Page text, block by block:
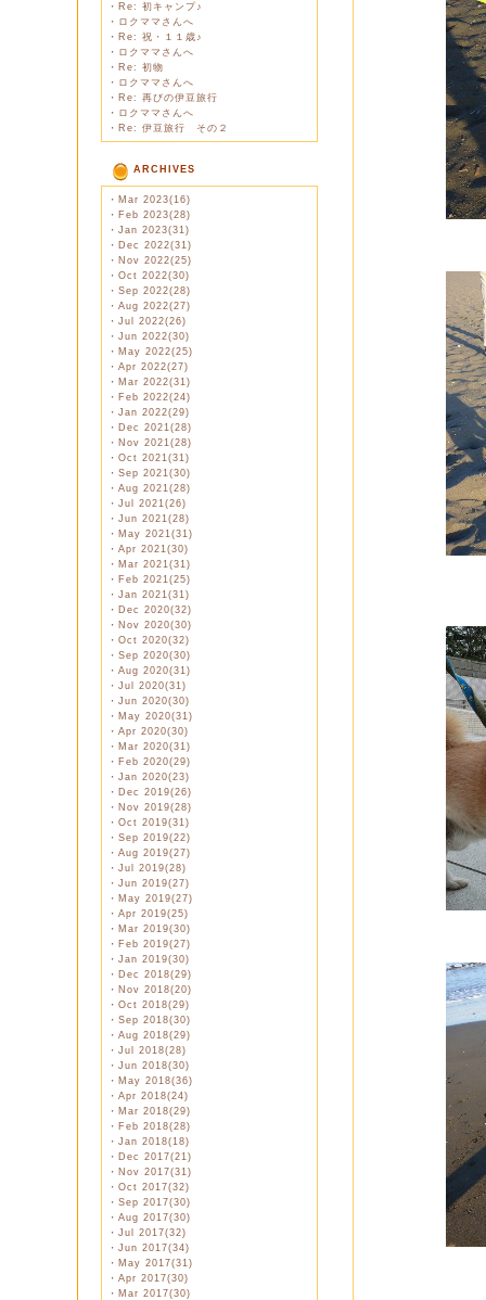
・ Re: 初キャンプ♪
・ ロクママさんへ
・ Re: 祝・１１歳♪
・ ロクママさんへ
・ Re: 初物
・ ロクママさんへ
・ Re: 再びの伊豆旅行
・ ロクママさんへ
・ Re: 伊豆旅行 その２
ARCHIVES
・ Mar 2023(16)
・ Feb 2023(28)
・ Jan 2023(31)
・ Dec 2022(31)
・ Nov 2022(25)
・ Oct 2022(30)
・ Sep 2022(28)
・ Aug 2022(27)
・ Jul 2022(26)
・ Jun 2022(30)
・ May 2022(25)
・ Apr 2022(27)
・ Mar 2022(31)
・ Feb 2022(24)
・ Jan 2022(29)
・ Dec 2021(28)
・ Nov 2021(28)
・ Oct 2021(31)
・ Sep 2021(30)
・ Aug 2021(28)
・ Jul 2021(26)
・ Jun 2021(28)
・ May 2021(31)
・ Apr 2021(30)
・ Mar 2021(31)
・ Feb 2021(25)
・ Jan 2021(31)
・ Dec 2020(32)
・ Nov 2020(30)
・ Oct 2020(32)
・ Sep 2020(30)
・ Aug 2020(31)
・ Jul 2020(31)
・ Jun 2020(30)
・ May 2020(31)
・ Apr 2020(30)
・ Mar 2020(31)
・ Feb 2020(29)
・ Jan 2020(23)
・ Dec 2019(26)
・ Nov 2019(28)
・ Oct 2019(31)
・ Sep 2019(22)
・ Aug 2019(27)
・ Jul 2019(28)
・ Jun 2019(27)
・ May 2019(27)
・ Apr 2019(25)
・ Mar 2019(30)
・ Feb 2019(27)
・ Jan 2019(30)
・ Dec 2018(29)
・ Nov 2018(20)
・ Oct 2018(29)
・ Sep 2018(30)
・ Aug 2018(29)
・ Jul 2018(28)
・ Jun 2018(30)
・ May 2018(36)
・ Apr 2018(24)
・ Mar 2018(29)
・ Feb 2018(28)
・ Jan 2018(18)
・ Dec 2017(21)
・ Nov 2017(31)
・ Oct 2017(32)
・ Sep 2017(30)
・ Aug 2017(30)
・ Jul 2017(32)
・ Jun 2017(34)
・ May 2017(31)
・ Apr 2017(30)
・ Mar 2017(30)